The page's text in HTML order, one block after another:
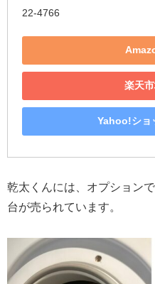
22-4766
楽天
Yahoo!ショ
乾太くんには、オプション
台が売られています。